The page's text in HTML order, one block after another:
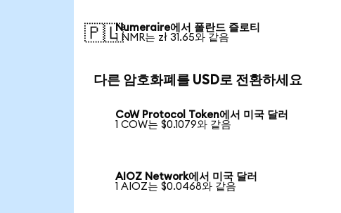
🇵🇱Numeraire에서 폴란드 즐로티
1 NMR는 zł 31.65와 같음
다른 암호화폐를 USD로 전환하세요
CoW Protocol Token에서 미국 달러
1 COW는 $0.1079와 같음
AIOZ Network에서 미국 달러
1 AIOZ는 $0.0468와 같음